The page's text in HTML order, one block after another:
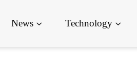
News Technology